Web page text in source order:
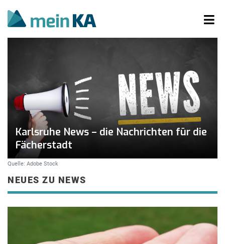
Karlsruhe News – die Nachrichten für die
Fächerstadt
Quelle: Adobe Stock
NEUES ZU NEWS